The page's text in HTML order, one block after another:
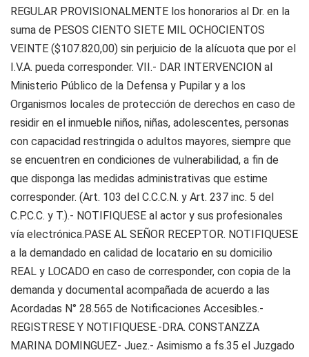
REGULAR PROVISIONALMENTE los honorarios al Dr. en la
suma de PESOS CIENTO SIETE MIL OCHOCIENTOS
VEINTE ($107.820,00) sin perjuicio de la alícuota que por el
I.V.A. pueda corresponder. VII.- DAR INTERVENCION al
Ministerio Público de la Defensa y Pupilar y a los
Organismos locales de protección de derechos en caso de
residir en el inmueble niños, niñas, adolescentes, personas
con capacidad restringida o adultos mayores, siempre que
se encuentren en condiciones de vulnerabilidad, a fin de
que disponga las medidas administrativas que estime
corresponder. (Art. 103 del C.C.C.N. y Art. 237 inc. 5 del
C.P.C.C. y T.).- NOTIFIQUESE al actor y sus profesionales
vía electrónica.PASE AL SEÑOR RECEPTOR. NOTIFIQUESE
a la demandado en calidad de locatario en su domicilio
REAL y LOCADO en caso de corresponder, con copia de la
demanda y documental acompañada de acuerdo a las
Acordadas N° 28.565 de Notificaciones Accesibles.-
REGISTRESE Y NOTIFIQUESE.-DRA. CONSTANZZA
MARINA DOMINGUEZ- Juez.- Asimismo a fs.35 el Juzgado